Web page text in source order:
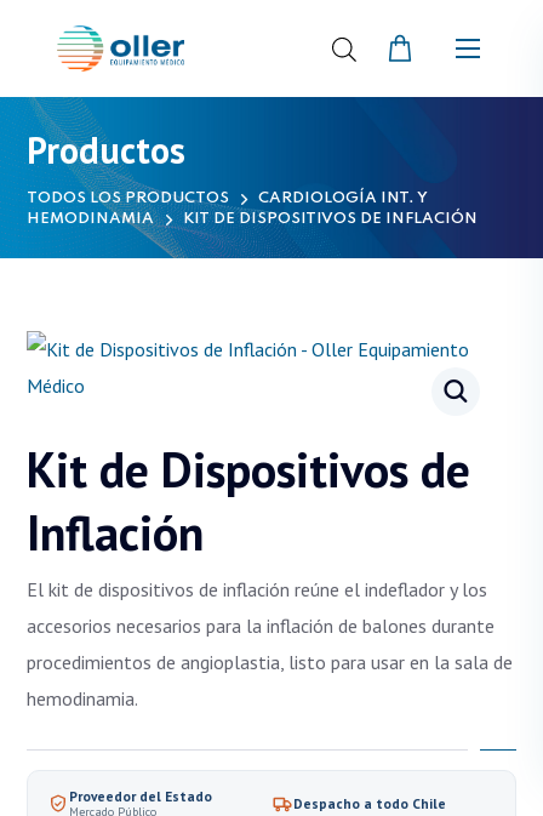
Productos
TODOS LOS PRODUCTOS
CARDIOLOGÍA INT. Y
HEMODINAMIA
KIT DE DISPOSITIVOS DE INFLACIÓN
Kit de Dispositivos de
Inflación
El kit de dispositivos de inflación reúne el indeflador y los
accesorios necesarios para la inflación de balones durante
procedimientos de angioplastia, listo para usar en la sala de
hemodinamia.
Proveedor del Estado
Mercado Público
Despacho a todo Chile